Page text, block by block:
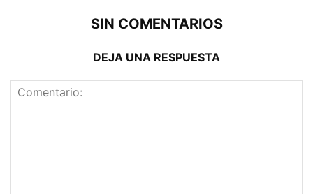
SIN COMENTARIOS
DEJA UNA RESPUESTA